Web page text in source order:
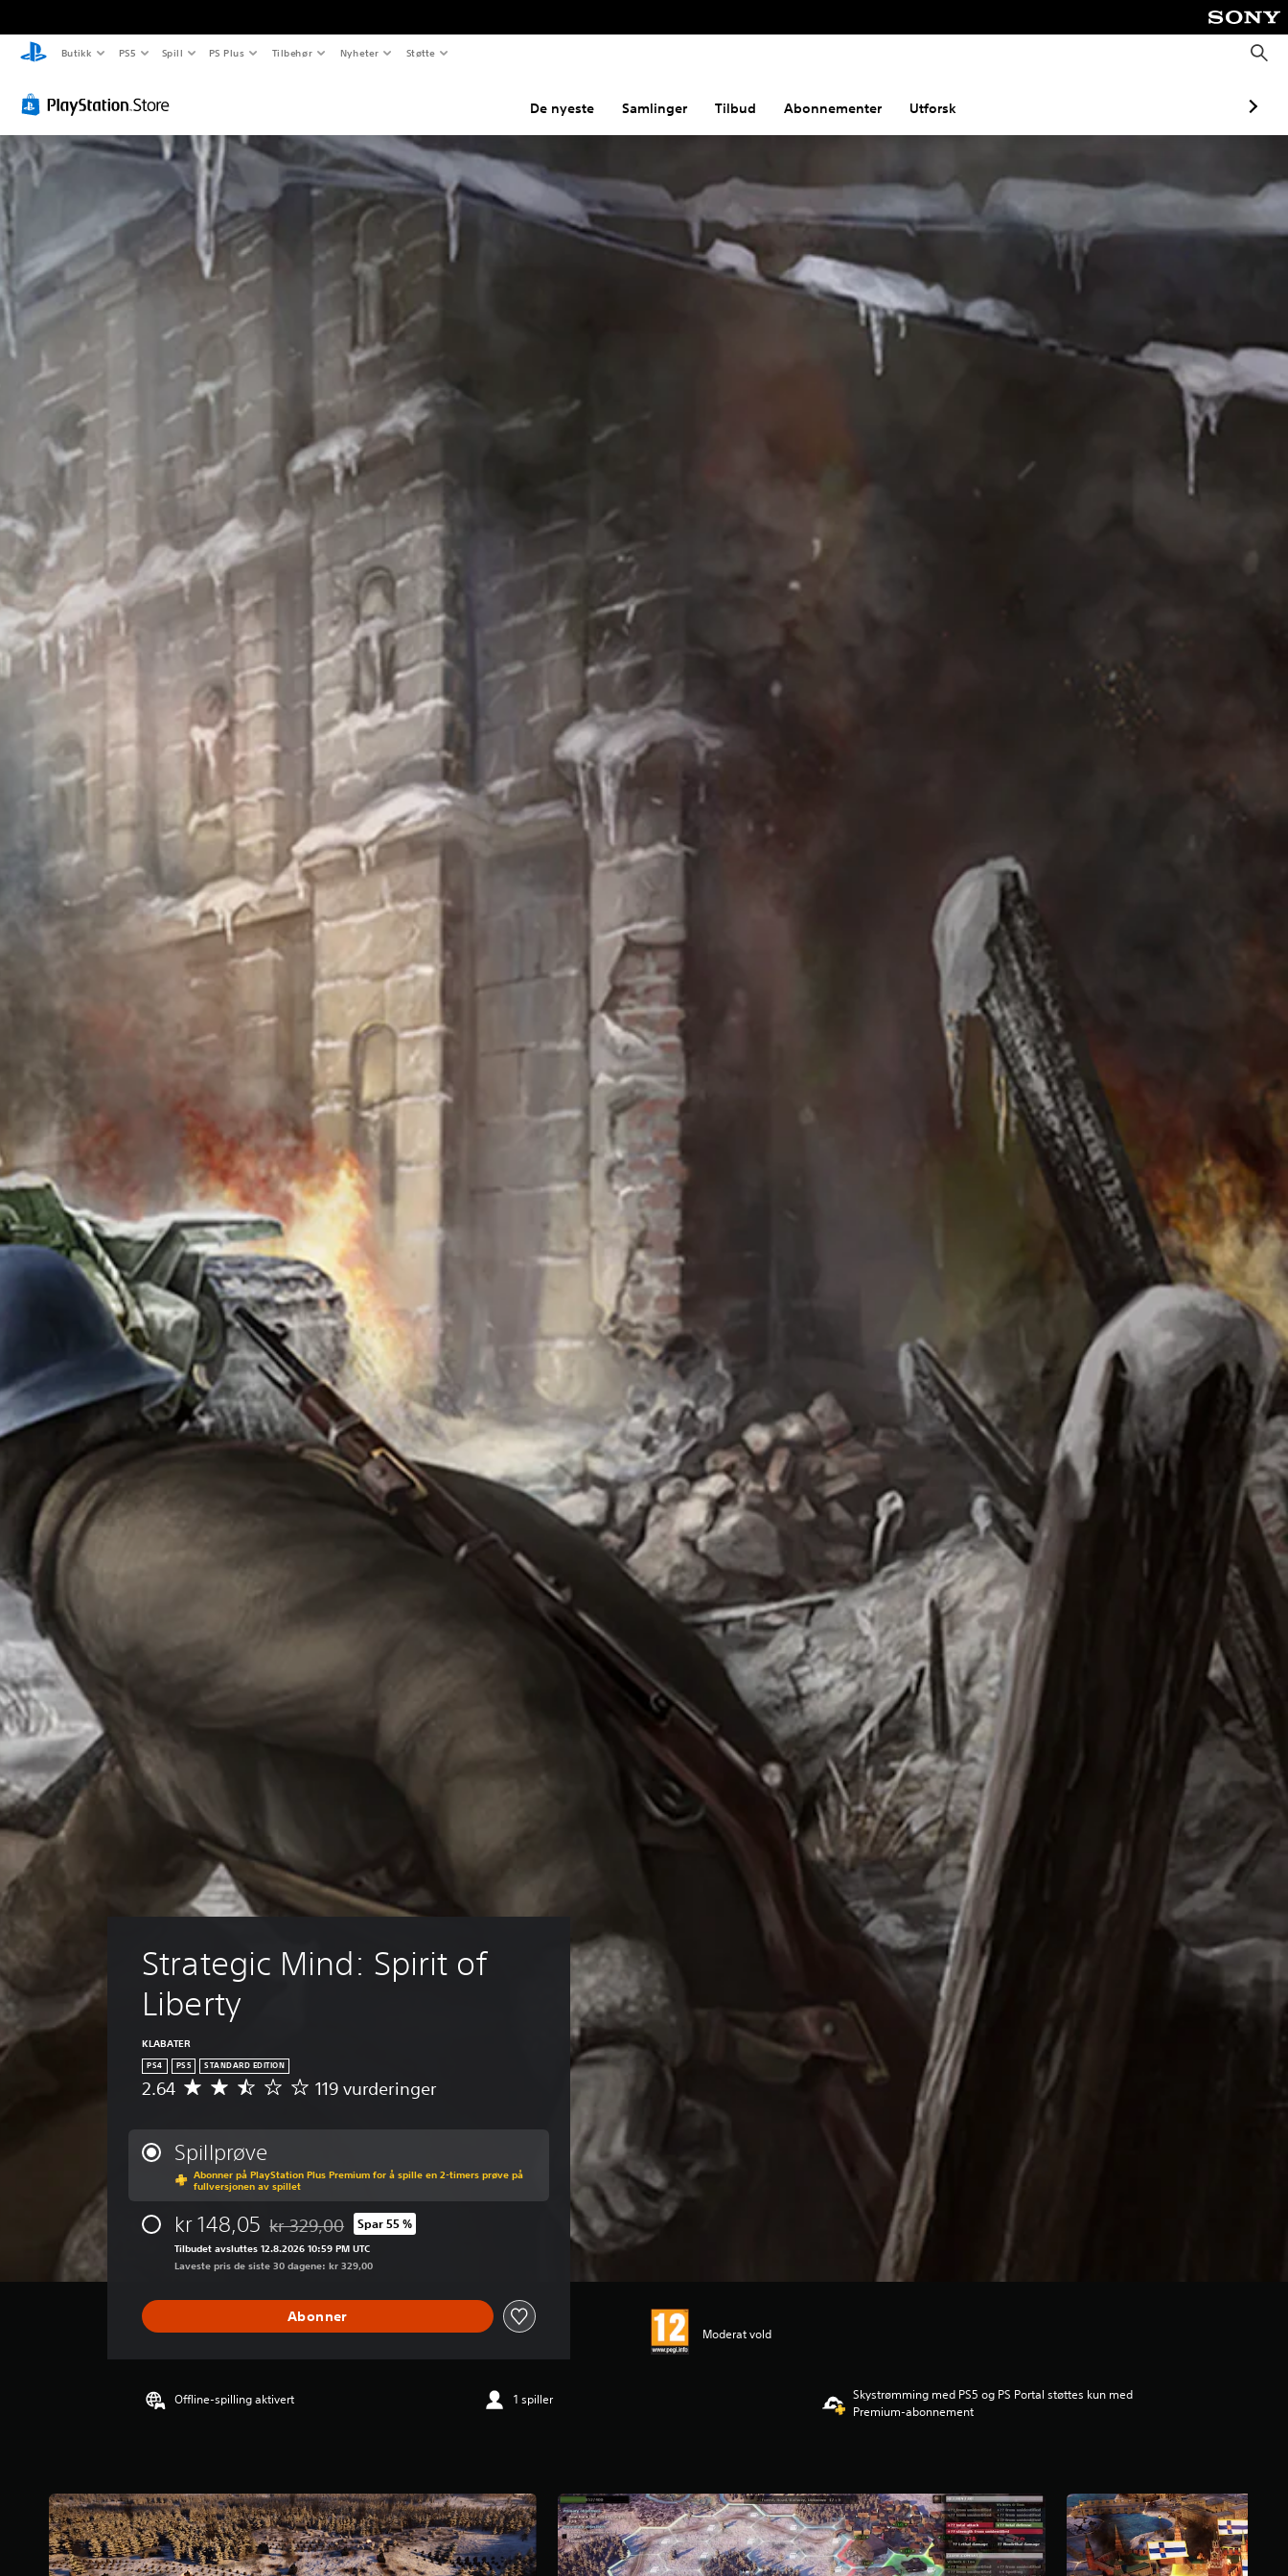
Butikk PS5 Spill PS Plus Tilbehør Nyheter Støtte
S
ø
De nyeste Samlinger Tilbud Abonnementer Utforsk
Strategic Mind: Spirit of
Liberty
KLABATER
PS4 PS5 STANDARD EDITION
G
e
n
n
s
n
l
i
v
r
n
g
2
.
6
2.64 119 vurderinger
Spillprøve
Abonner på PlayStation Plus Premium for å spille en 2-timers prøve på
fullversjonen av spillet
kr 148,05 Nedsatt fra opprinnelig pris på kr 329,00
kr 329,00 Spar 55 %
Tilbudet avsluttes 12.8.2026 10:59 PM UTC
Laveste pris de siste 30 dagene: kr 329,00
Abonner
Moderat vold
Offline-spilling aktivert 1 spiller
Skystrømming med PS5 og PS Portal støttes kun med
Premium-abonnement